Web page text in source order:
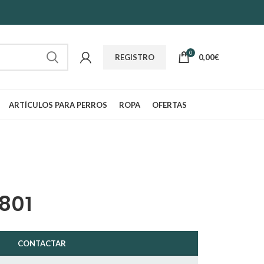
REGISTRO 0 0,00€
ARTÍCULOS PARA PERROS ROPA OFERTAS
CONTACTAR